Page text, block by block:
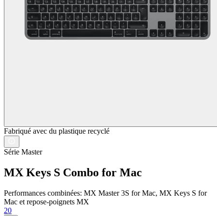
Fabriqué avec du plastique recyclé
Série Master
MX Keys S Combo for Mac
Performances combinées: MX Master 3S for Mac, MX Keys S for
Mac et repose-poignets MX
20